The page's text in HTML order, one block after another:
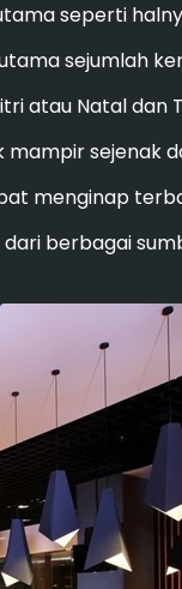
seperti
sejumlah
atau Natal dan
sejenak
menginap
berbagai